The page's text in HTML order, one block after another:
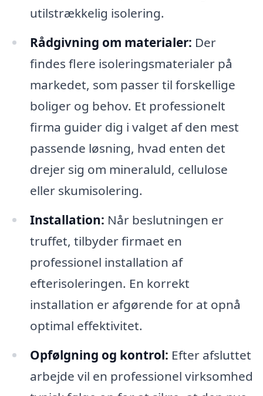
utilstrækkelig isolering.
Rådgivning om materialer: Der
findes flere isoleringsmaterialer på
markedet, som passer til forskellige
boliger og behov. Et professionelt
firma guider dig i valget af den mest
passende løsning, hvad enten det
drejer sig om mineraluld, cellulose
eller skumisolering.
Installation: Når beslutningen er
truffet, tilbyder firmaet en
professionel installation af
efterisoleringen. En korrekt
installation er afgørende for at opnå
optimal effektivitet.
Opfølgning og kontrol: Efter afsluttet
arbejde vil en professionel virksomhed